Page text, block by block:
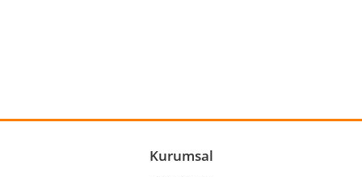
Ürün açıklamasında eksik bilgiler bulunuyor.
Ürün bilgilerinde hatalar bulunuyor.
Kurumsal